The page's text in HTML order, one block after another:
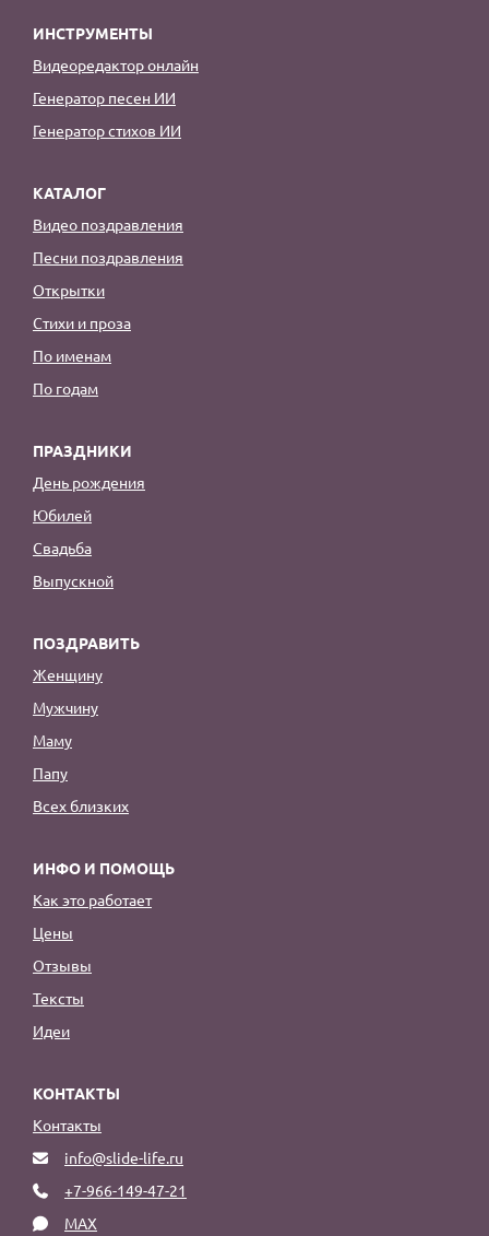
ИНСТРУМЕНТЫ
Видеоредактор онлайн
Генератор песен ИИ
Генератор стихов ИИ
КАТАЛОГ
Видео поздравления
Песни поздравления
Открытки
Стихи и проза
По именам
По годам
ПРАЗДНИКИ
День рождения
Юбилей
Свадьба
Выпускной
ПОЗДРАВИТЬ
Женщину
Мужчину
Маму
Папу
Всех близких
ИНФО И ПОМОЩЬ
Как это работает
Цены
Отзывы
Тексты
Идеи
КОНТАКТЫ
Контакты
info@slide-life.ru
+7-966-149-47-21
MAX